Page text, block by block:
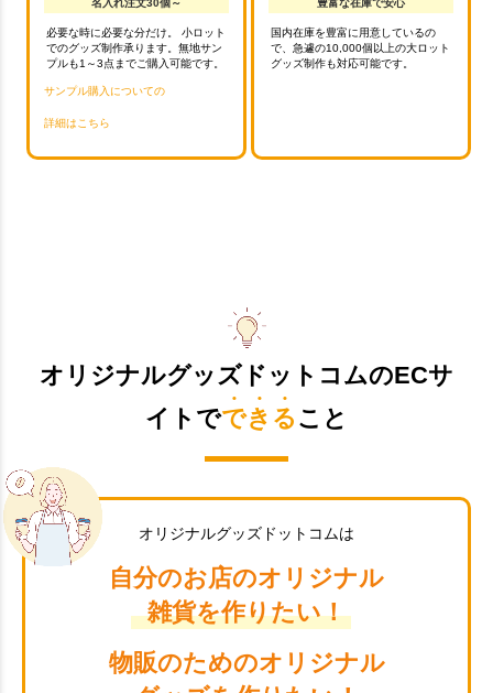
名入れ注文30個～
必要な時に必要な分だけ。 小ロット
でのグッズ制作承ります。無地サン
プルも1～3点までご購入可能です。
サンプル購入についての
詳細はこちら
豊富な在庫で安心
国内在庫を豊富に用意しているの
で、急遽の10,000個以上の大ロット
グッズ制作も対応可能です。
オリジナルグッズドットコムのECサ
イトでできる こと
オリジナルグッズドットコムは
自分のお店のオリジナル
雑貨を作りたい！
物販のためのオリジナル